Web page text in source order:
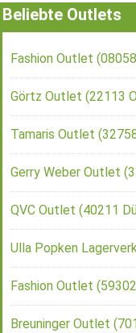
Beliebte Outlets
Fashion Outlet
Görtz Outlet (22113
Tamaris Outlet
Gerry Weber Outlet
QVC Outlet (40211
Ulla Popken
Fashion Outlet
Breuninger Outlet